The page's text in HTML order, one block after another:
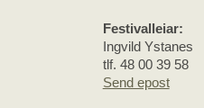
Festivalleiar:
Ingvild Ystanes
tlf. 48 00 39 58
Send epost